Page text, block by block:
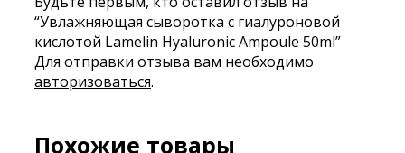
“Увлажняющая сыворотка с гиалуроновой
кислотой Lamelin Hyaluronic Ampoule 50ml”
Для отправки отзыва вам необходимо
авторизоваться.
Похожие товары